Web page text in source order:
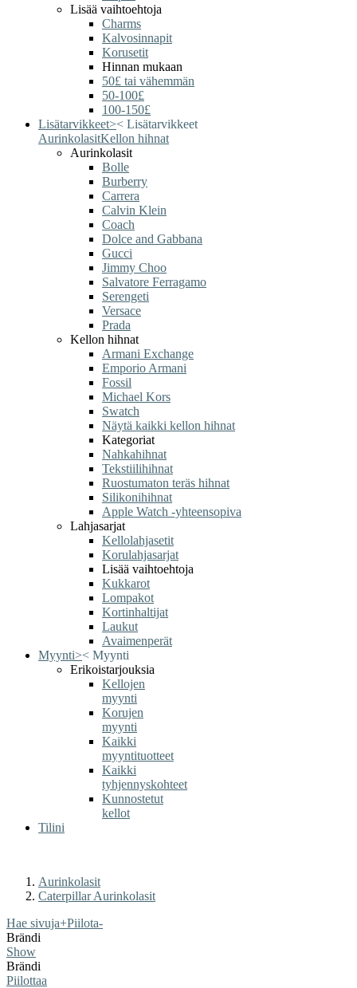
Lisää vaihtoehtoja
Charms
Kalvosinnapit
Korusetit
Hinnan mukaan
50£ tai vähemmän
50-100£
100-150£
Lisätarvikkeet>< Lisätarvikkeet
AurinkolasitKellon hihnat
Aurinkolasit
Bolle
Burberry
Carrera
Calvin Klein
Coach
Dolce and Gabbana
Gucci
Jimmy Choo
Salvatore Ferragamo
Serengeti
Versace
Prada
Kellon hihnat
Armani Exchange
Emporio Armani
Fossil
Michael Kors
Swatch
Näytä kaikki kellon hihnat
Kategoriat
Nahkahihnat
Tekstiilihihnat
Ruostumaton teräs hihnat
Silikonihihnat
Apple Watch -yhteensopiva
Lahjasarjat
Kellolahjasetit
Korulahjasarjat
Lisää vaihtoehtoja
Kukkarot
Lompakot
Kortinhaltijat
Laukut
Avaimenperät
Myynti>< Myynti
Erikoistarjouksia
Kellojen
myynti
Korujen
myynti
Kaikki
myyntituotteet
Kaikki
tyhjennyskohteet
Kunnostetut
kellot
Tilini
Aurinkolasit
Caterpillar Aurinkolasit
Hae sivuja+Piilota-
Brändi
Show
Brändi
Piilottaa